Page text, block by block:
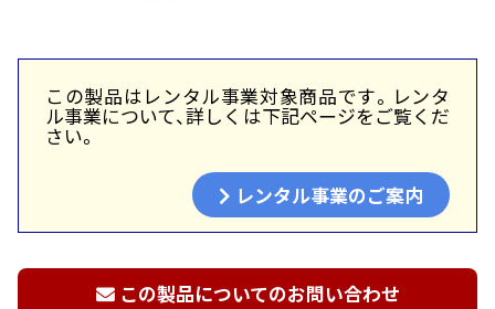
この製品はレンタル事業対象商品です。レンタ
ル事業について、詳しくは下記ページをご覧くだ
さい。
レンタル事業のご案内
この製品についてのお問い合わせ